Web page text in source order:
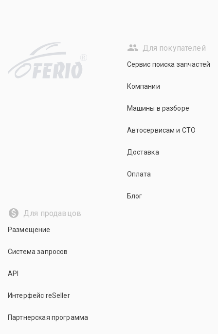
R
Для покупателей
Сервис поиска запчастей
Компании
Машины в разборе
Автосервисам и СТО
Доставка
Оплата
Блог
Для продавцов
Размещение
Система запросов
API
Интерфейс reSeller
Партнерская программа